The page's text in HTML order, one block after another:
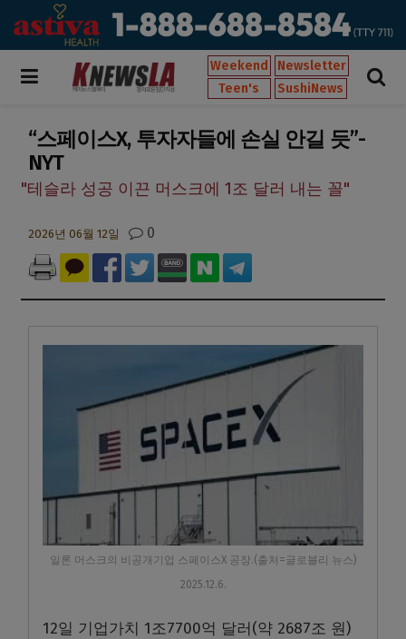
Weekend
Newsletter
Teen's
SushiNews
“스페이스X, 투자자들에 손실 안길 듯”-
NYT
"테슬라 성공 이끈 머스크에 1조 달러 내는 꼴"
2026년 06월 12일 0
일론 머스크의 비공개기업 스페이스X 공장.(출처=글로블리 뉴스)
2025.12.6.
12일 기업가치 1조7700억 달러(약 2687조 원)